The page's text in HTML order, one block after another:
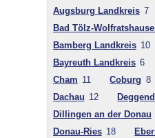
Augsburg Landkreis 7
Bad Tölz-
Bamberg Landkreis 10
Bayreuth Landkreis 6
Cham 11 Coburg 8
Dachau 12
Dillingen an der Donau
Donau-Ries 18